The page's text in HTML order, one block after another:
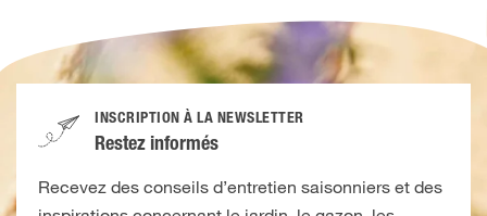
INSCRIPTION À LA NEWSLETTER
Restez informés
Recevez des conseils d’entretien saisonniers et des